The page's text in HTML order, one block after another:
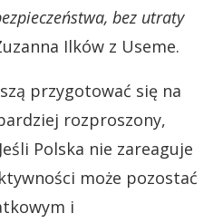
bez utraty
Ilków z Useme.
przygotować się na
rozproszony,
Polska nie zareaguje
może pozostać
i